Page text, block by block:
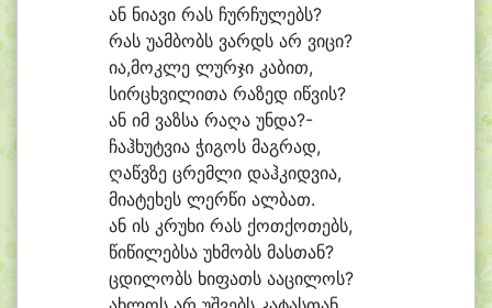
ან ნიავი რას ჩურჩულებს?
რას უამბობს ვარდს არ ვიცი?
ია,მოკლე ლურჯი კაბით,
სირცხვილითა რაზედ იწვის?
ან იმ ვაზსა რაღა უნდა?-
ჩაჰხუტვია ჭიგოს მაგრად,
ღაწვზე ცრემლი დაჰკიდვია,
მიატეხეს ლერწი ალბათ.
ან ის კრუხი რას ქოთქოთებს,
წიწილებსა უხმობს მასთან?
ცდილობს ხიფათს ააცილოს?